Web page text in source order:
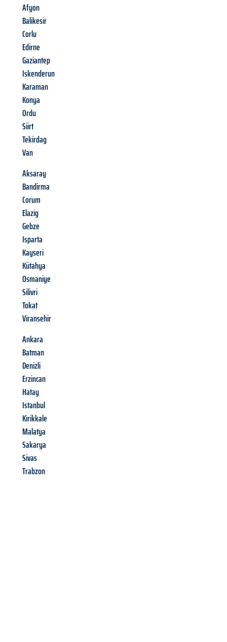
Afyon
Balikesir
Corlu
Edirne
Gaziantep
Iskenderun
Karaman
Konya
Ordu
Siirt
Tekirdag
Van
Aksaray
Bandirma
Corum
Elazig
Gebze
Isparta
Kayseri
Kütahya
Osmaniye
Silivri
Tokat
Viransehir
Ankara
Batman
Denizli
Erzincan
Hatay
Istanbul
Kirikkale
Malatya
Sakarya
Sivas
Trabzon